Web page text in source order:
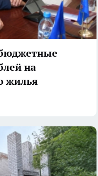
на
жилья